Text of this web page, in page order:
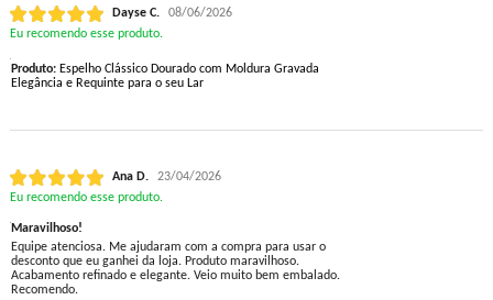
Dayse C.
08/06/2026
Eu recomendo esse produto.
Produto:Espelho Clássico Dourado com Moldura Gravada
Elegância e Requinte para o seu Lar
Ana D.
23/04/2026
Eu recomendo esse produto.
Maravilhoso!
Equipe atenciosa. Me ajudaram com a compra para usar o
desconto que eu ganhei da loja. Produto maravilhoso.
Acabamento refinado e elegante. Veio muito bem embalado.
Recomendo.